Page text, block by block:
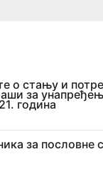
o стању и
за
година
за пословне